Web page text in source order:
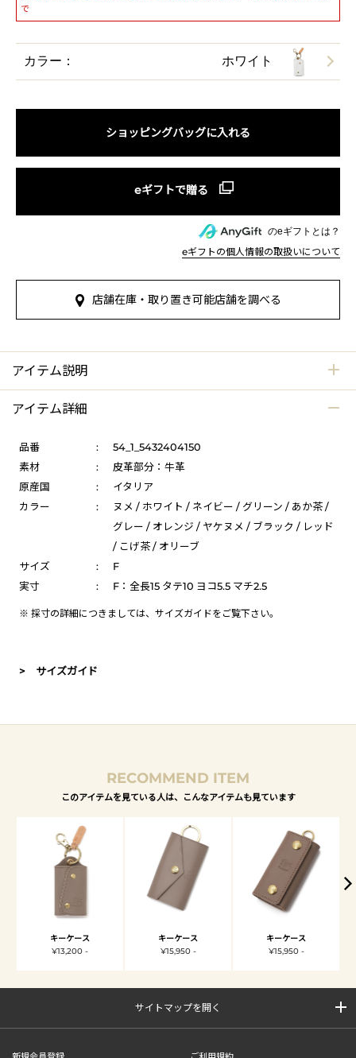
で
カラー： ホワイト
ショッピングバッグに入れる
のeギフトとは？
eギフトの個人情報の取扱いについて
店舗在庫・取り置き可能店舗を調べる
アイテム説明
アイテム詳細
品番 :
54_1_5432404150
素材
:
皮革部分：牛革
原産国
:
イタリア
カラー
:
ヌメ / ホワイト / ネイビー / グリーン / あか茶 /
グレー / オレンジ / ヤケヌメ / ブラック / レッド
/ こげ茶 / オリーブ
サイズ
:
F
実寸
: F：全長15 タテ10 ヨコ5.5 マチ2.5
※ 採寸の詳細につきましては、 サイズガイドをご覧下さい。
> サイズガイド
RECOMMEND ITEM
このアイテムを見ている人は、こんなアイテムも見ています
キーケース
¥13,200 -
キーケース
¥15,950 -
キーケース
¥15,950 -
サイトマップを開く